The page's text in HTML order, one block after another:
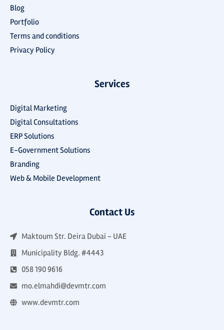
Blog
Portfolio
Terms and conditions
Privacy Policy
Services
Digital Marketing
Digital Consultations
ERP Solutions
E-Government Solutions
Branding
Web & Mobile Development
Contact Us
Maktoum Str. Deira Dubai - UAE
Municipality Bldg. #4443
058 190 9616
mo.elmahdi@devmtr.com
www.devmtr.com